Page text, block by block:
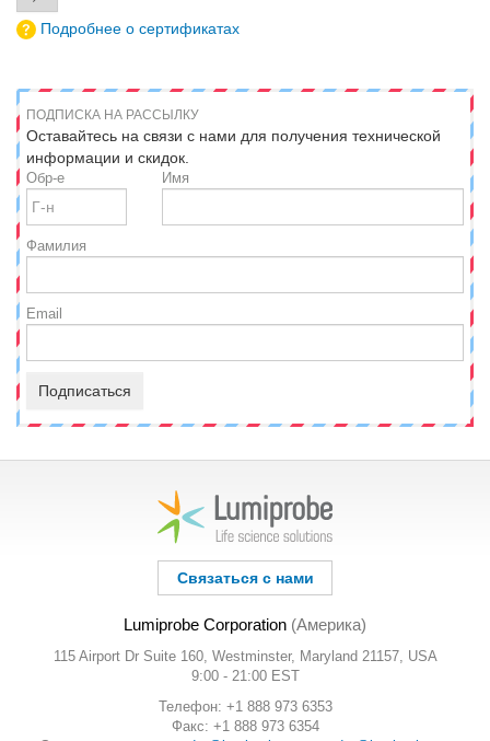
Подробнее о сертификатах
ПОДПИСКА НА РАССЫЛКУ
Оставайтесь на связи с нами для получения технической
информации и скидок.
Обр-е Имя
Фамилия
Email
Подписаться
Связаться с нами
Lumiprobe Corporation (Америка)
115 Airport Dr Suite 160, Westminster, Maryland 21157, USA
9:00 - 21:00 EST
Телефон: +1 888 973 6353
Факс: +1 888 973 6354